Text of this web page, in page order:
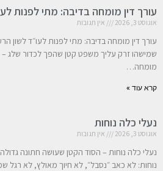
עורך דין מומחה בדיבה: מתי לפנות
אוגוסט 3, 2026 אין תגובות
עורך דין מומחה בדיבה: מתי לפנות לעו״ד לשון
שמישהו זרק עליך משפט קטן שהפך לכדור שלג –
מומחה…
קרא עוד »
נעלי כלה נוחות
אוגוסט 3, 2026 אין תגובות
נעלי כלה נוחות – הסוד הקטן שעושה חתונה
נוחות: לא כאב ״נסבל״, לא חיוך מאולץ, לא רגל